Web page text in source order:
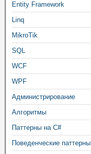
Entity Framework
Linq
MikroTik
SQL
WCF
WPF
Администрирование
Алгоритмы
Паттерны на C#
Поведенческие паттерны